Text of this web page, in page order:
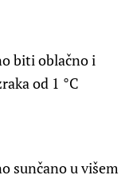
biti oblačno i
od 1 °C
sunčano u višem